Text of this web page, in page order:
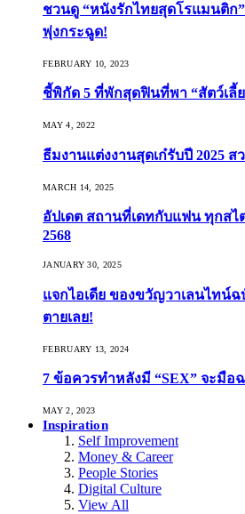
ชวนดู “หนังรักไทยสุดโรแมนติก
พุ่งกระฉูด!
FEBRUARY 10, 2023
ชี้พิกัด 5 ที่พักสุดฟินที่พา “สัตว์เลี้ย
MAY 4, 2022
ธีมงานแต่งงานสุดเก๋รับปี 2025 ส
MARCH 14, 2025
อัปเดต สถานที่เดทกับแฟน ทุกสไ
2568
JANUARY 30, 2025
แจกไอเดีย ของขวัญวาเลนไทน์ฉ
ตายเลย!
FEBRUARY 13, 2024
7 ข้อควรทำหลังมี “SEX” จะมือ
MAY 2, 2023
Inspiration
Self Improvement
Money & Career
People Stories
Digital Culture
View All